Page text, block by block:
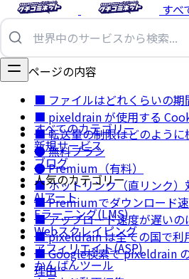
すべ
すべてのカテゴリー
新規サービス
ブログ
人気のカテゴリー
AIアート
Eラーニング(LMS)
Webスクレイピング
アフィリエイト(ASP)
かんばんツール
このページの内容
■ ファイルはどれくらいの期
■ pixeldrain が使用する
■ 転送量の制限はどのように
● 無料プラン
● Premium（有料）
■ ホットリンク（直リンク）
■ Premiumでダウンロード
■ アップロード速度が遅いの
■ pixeldrain は全ての国で利
■ Google検索で pixeldrain
理由